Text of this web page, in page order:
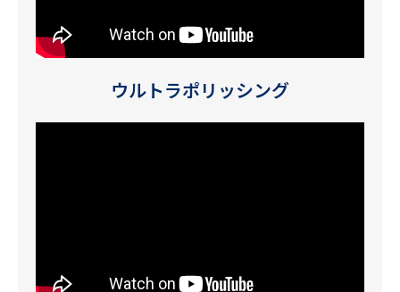
ウルトラポリッシング